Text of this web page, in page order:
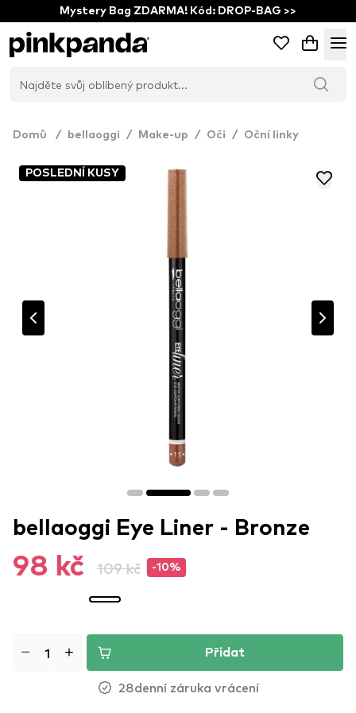
Mystery Bag ZDARMA! Kód: DROP-BAG >>
Domů / bellaoggi / Make-up / Oči / Oční linky
POSLEDNÍ KUSY
bellaoggi Eye Liner - Bronze
98 kč 109 kč -10%
Přidat
28denní záruka vrácení